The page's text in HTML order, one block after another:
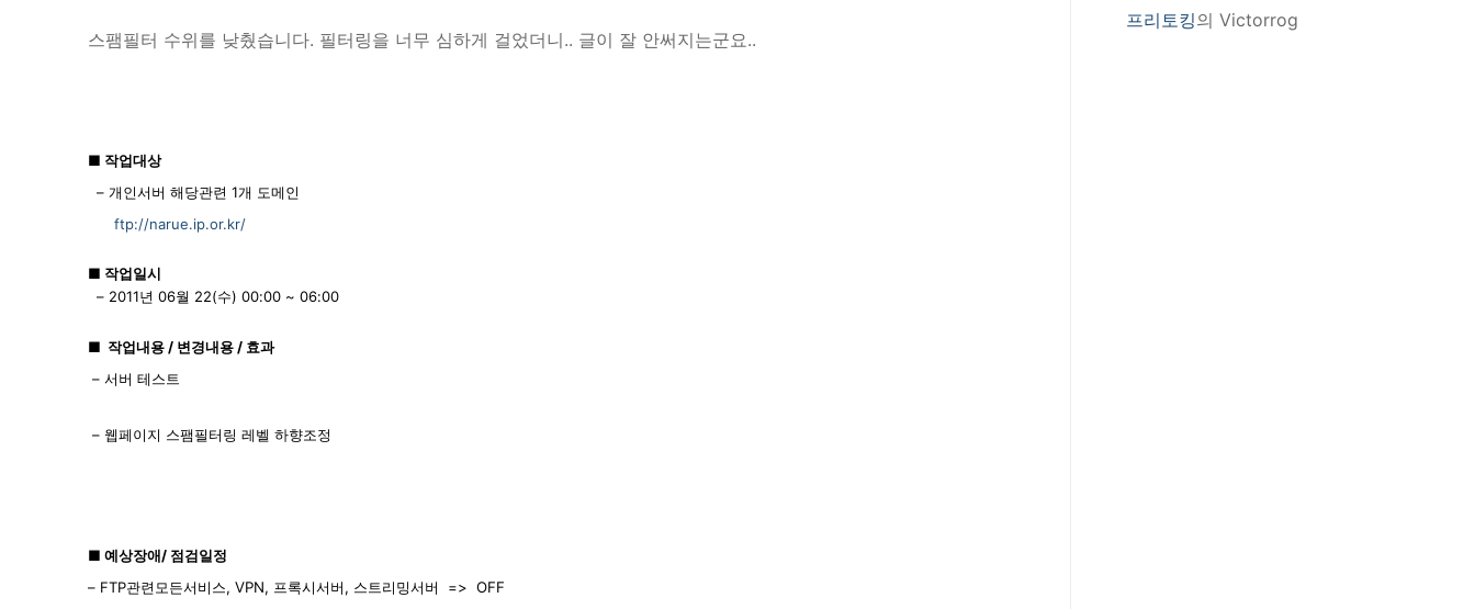
스팸필터 수위를 낮췄습니다. 필터링을 너무 심하게 걸었더니.. 글이 잘 안써지는군요..
■ 작업대상
– 개인서버 해당관련 1개 도메인
ftp://narue.ip.or.kr/
■ 작업일시
– 2011년 06월 22(수) 00:00 ~ 06:00
■ 작업내용 / 변경내용 / 효과
– 서버 테스트
– 웹페이지 스팸필터링 레벨 하향조정
■ 예상장애/ 점검일정
– FTP관련모든서비스, VPN, 프록시서버, 스트리밍서버 => OFF
프리토킹의 Victorrog